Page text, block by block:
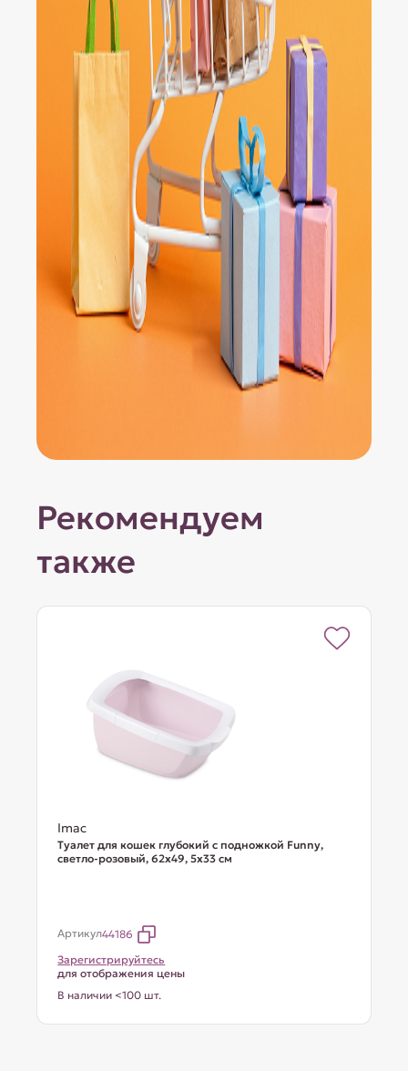
Рекомендуем
также
Imac
Туалет для кошек глубокий с подножкой Funny,
светло-розовый, 62х49, 5х33 см
Артикул44186
Зарегистрируйтесь
для отображения цены
В наличии <100 шт.